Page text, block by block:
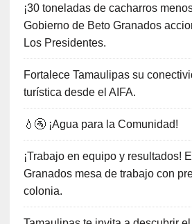
¡30 toneladas de cacharros
Gobierno de Beto Granados
Los Presidentes.
Fortalece Tamaulipas su
turística desde el AIFA.
💧🚰 ¡Agua para la Comunidad!
¡Trabajo en equipo y resultados!
Granados mesa de trabajo con
colonia.